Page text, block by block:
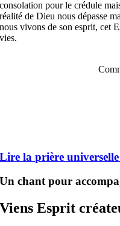
consolation pour le crédule
réalité de Dieu nous dépasse
nous vivons de son esprit, cet
vies.
Lire la prière
Un chant pour
Viens Esprit